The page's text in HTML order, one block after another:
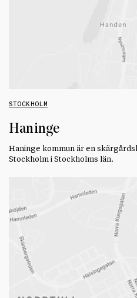
STOCKHOLM
Haninge
Haninge kommun är en
Stockholm i Stockholms län.